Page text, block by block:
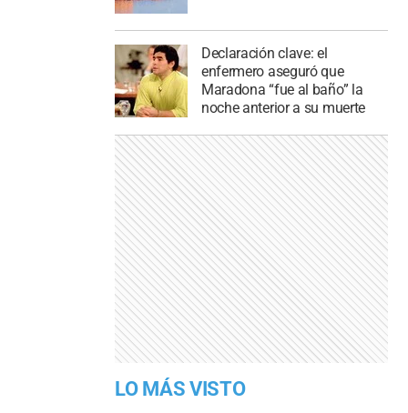
Declaración clave: el
enfermero aseguró que
Maradona “fue al baño” la
noche anterior a su muerte
LO MÁS VISTO